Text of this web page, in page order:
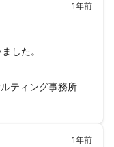
1年前
した。
ティング事務所
1年前